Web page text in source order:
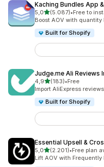
Kaching Bundles App
5,0de 5 estrelas
(5.087)
5087 total de avaliações
•Free to
Boost AOV with quantity
Built for Shopify
Judge.me Ali Reviews
4,9de 5 estrelas
(183)
183 total de avaliações
•Free
Import AliExpress
Built for Shopify
Essential Upsell &
5,0de 5 estrelas
(2.201)
2201 total de avaliações
•Free plan
Lift AOV with Frequently